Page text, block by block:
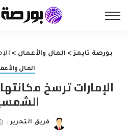
بورصة تايمز> المال والأعمال >
المال
الإمارات ترسخ
Posted
فريق التحرير